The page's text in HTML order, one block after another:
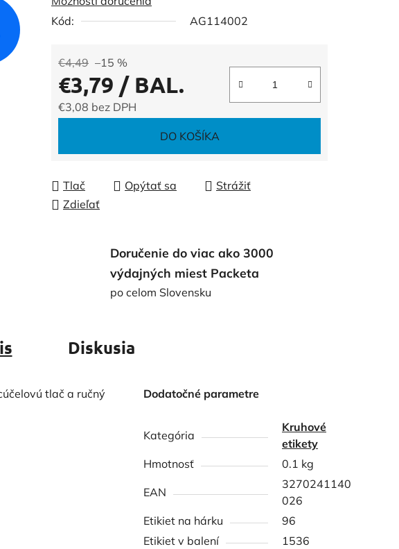
0,0
z
hviezdičiek.
Kód:
AG114002
€4,49 –15 %
€3,79 / BAL.
€3,08 bez DPH
DO KOŠÍKA
Tlač Opýtať sa
Strážiť
Zdieľať
Doručenie do viac ako 3000
výdajných miest Packeta
po celom Slovensku
Diskusia
tlač a ručný
Dodatočné parametre
Kategória
Kruhové
etikety
Hmotnosť
0.1 kg
EAN
3270241140
026
Etikiet na hárku
96
Etikiet v balení
1536